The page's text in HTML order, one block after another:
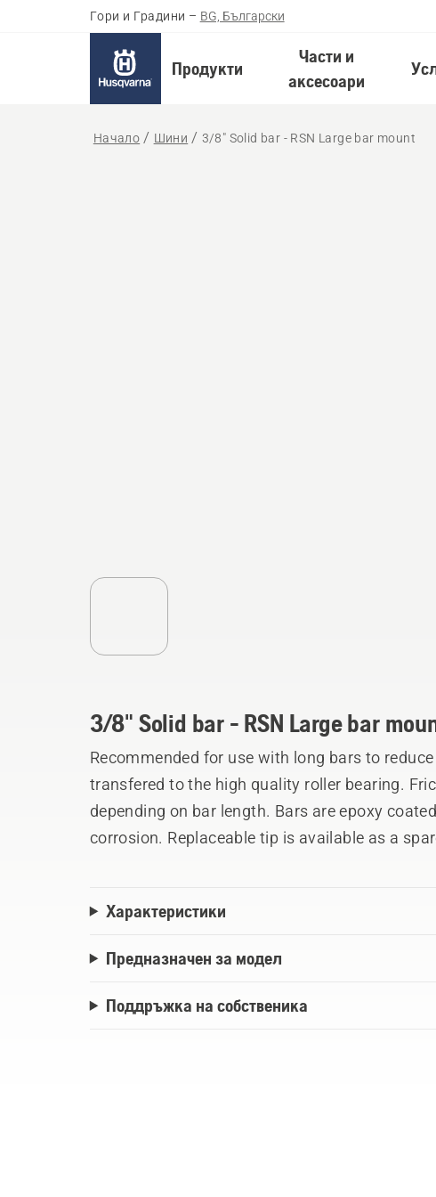
Гори и Градини – BG, Български
Продукти
Части и
аксесоари
Начало Шини 3/8" Solid bar - RSN Large bar mount
3/8" Solid bar - RSN Large bar
Recommended for use with long bars to
transfered to the high quality roller bearing.
depending on bar length. Bars are epoxy
corrosion. Replaceable tip is available as a
Характеристики
Предназначен за модел
Поддръжка на собственика